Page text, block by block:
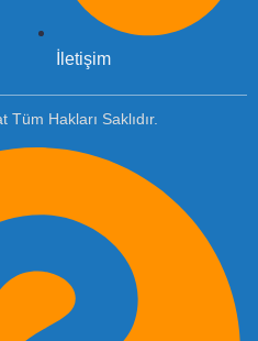
İletişim
Hakları Saklıdır.